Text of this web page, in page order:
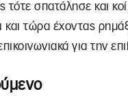
σπατάλησε και
και τώρα έχοντας
για την